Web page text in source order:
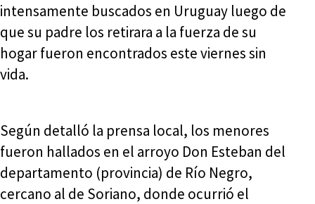
intensamente buscados en Uruguay luego de
que su padre los retirara a la fuerza de su
hogar fueron encontrados este viernes sin
vida.
Según detalló la prensa local, los menores
fueron hallados en el arroyo Don Esteban del
departamento (provincia) de Río Negro,
cercano al de Soriano, donde ocurrió el